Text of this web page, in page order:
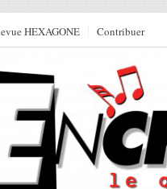
HEXAGONE Contribuer